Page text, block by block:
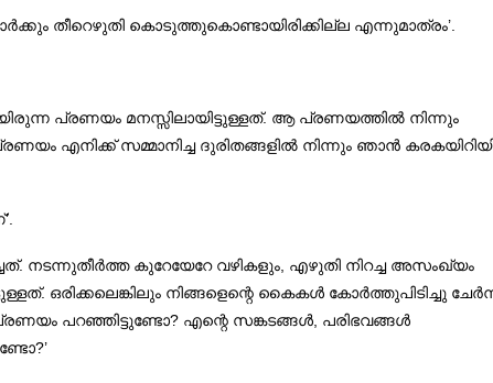
തീറെഴുതി കൊടുത്തുകൊണ്ടായിരിക്കില്ല എന്നുമാത്രം’.
പ്രണയം മനസ്സിലായിട്ടുള്ളത്. ആ പ്രണയത്തിൽ നിന്നും
എനിക്ക് സമ്മാനിച്ച ദുരിതങ്ങളിൽ നിന്നും ഞാൻ
നടന്നുതീർത്ത കുറേയേറേ വഴികളും, എഴുതി നിറച്ച അസംഖ്യം
ഒരിക്കലെങ്കിലും നിങ്ങളെന്റെ കൈകൾ കോർത്തുപിടിച്ചു
പ്രണയം പറഞ്ഞിട്ടുണ്ടോ? എന്റെ സങ്കടങ്ങൾ, പരിഭവങ്ങൾ